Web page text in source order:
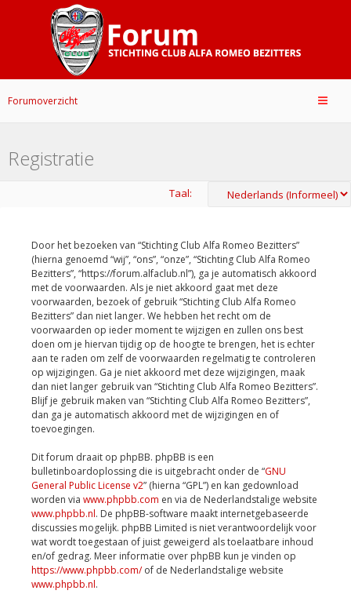
Forumoverzicht
Registratie
Taal:
Door het bezoeken van “Stichting Club Alfa Romeo Bezitters”
(hierna genoemd “wij”, “ons”, “onze”, “Stichting Club Alfa Romeo
Bezitters”, “https://forum.alfaclub.nl”), ga je automatisch akkoord
met de voorwaarden. Als je niet akkoord gaat met deze
voorwaarden, bezoek of gebruik “Stichting Club Alfa Romeo
Bezitters” dan niet langer. We hebben het recht om de
voorwaarden op ieder moment te wijzigen en zullen ons best
doen om je hiervan tijdig op de hoogte te brengen, het is echter
aan te raden om zelf de voorwaarden regelmatig te controleren
op wijzigingen. Ga je niet akkoord met deze wijzigingen, maak
dan niet langer gebruik van “Stichting Club Alfa Romeo Bezitters”.
Blijf je gebruik maken van “Stichting Club Alfa Romeo Bezitters”,
dan ga je automatisch akkoord met de wijzigingen en of
toevoegingen.
Dit forum draait op phpBB. phpBB is een
bulletinboardoplossing die is uitgebracht onder de “GNU
General Public License v2” (hierna “GPL”) en kan gedownload
worden via www.phpbb.com en via de Nederlandstalige website
www.phpbb.nl. De phpBB-software maakt internetgebaseerde
discussies mogelijk. phpBB Limited is niet verantwoordelijk voor
wat wordt toegestaan of juist geweigerd als toelaatbare inhoud
en/of gedrag. Meer informatie over phpBB kun je vinden op
https://www.phpbb.com/of de Nederlandstalige website
www.phpbb.nl.